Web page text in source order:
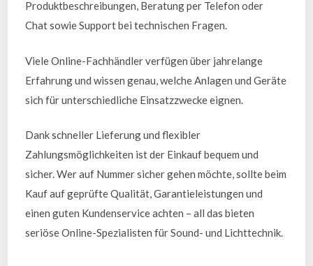
Produktbeschreibungen, Beratung per Telefon oder
Chat sowie Support bei technischen Fragen.
Viele Online-Fachhändler verfügen über jahrelange
Erfahrung und wissen genau, welche Anlagen und Geräte
sich für unterschiedliche Einsatzzwecke eignen.
Dank schneller Lieferung und flexibler
Zahlungsmöglichkeiten ist der Einkauf bequem und
sicher. Wer auf Nummer sicher gehen möchte, sollte beim
Kauf auf geprüfte Qualität, Garantieleistungen und
einen guten Kundenservice achten – all das bieten
seriöse Online-Spezialisten für Sound- und Lichttechnik.